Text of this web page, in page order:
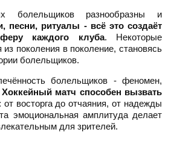
болельщиков разнообразны и
песни, ритуалы - всё это создаёт
каждого клуба. Некоторые
поколения в поколение, становясь
болельщиков.
болельщиков - феномен,
Хоккейный матч способен вызвать
от восторга до отчаяния, от надежды
эмоциональная амплитуда делает
для зрителей.